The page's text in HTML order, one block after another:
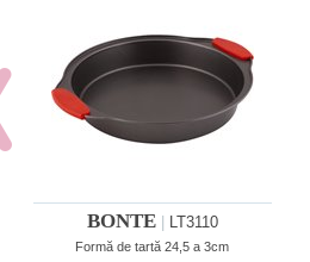
BONTE LT3110
Formă de tartă 24,5 a 3cm